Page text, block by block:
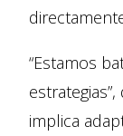
“Estamos
implica